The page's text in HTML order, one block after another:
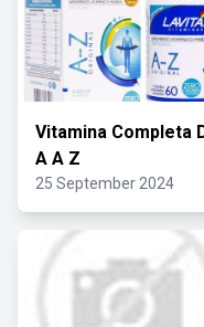
Vitamina Completa
A A Z
25 September 2024